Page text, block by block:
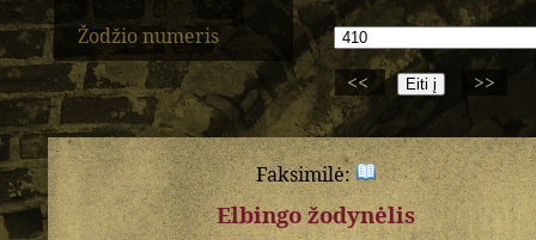
Žodžio numeris
<<
>>
Faksimilė:
Elbingo žodynėlis